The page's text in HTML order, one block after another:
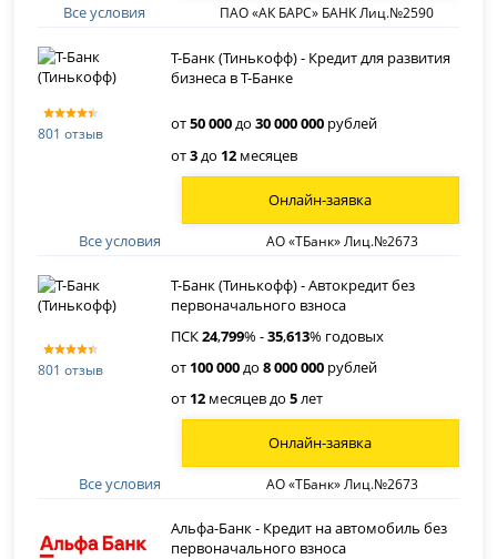
Все условия ПАО «АК БАРС» БАНК Лиц.№2590
801 отзыв
Т-Банк (Тинькофф) - Кредит для развития
бизнеса в Т-Банке
от50 000до30 000 000 рублей
от3 до 12 месяцев
Все условия АО «ТБанк» Лиц.№2673
Онлайн-заявка
801 отзыв
Т-Банк (Тинькофф) - Автокредит без
первоначального взноса
ПСК24,799% -35,613% годовых
от 100 000до8 000 000 рублей
от 12 месяцев до5лет
Все условия АО «ТБанк» Лиц.№2673
Онлайн-заявка
Альфа-Банк - Кредит на автомобиль без
первоначального взноса